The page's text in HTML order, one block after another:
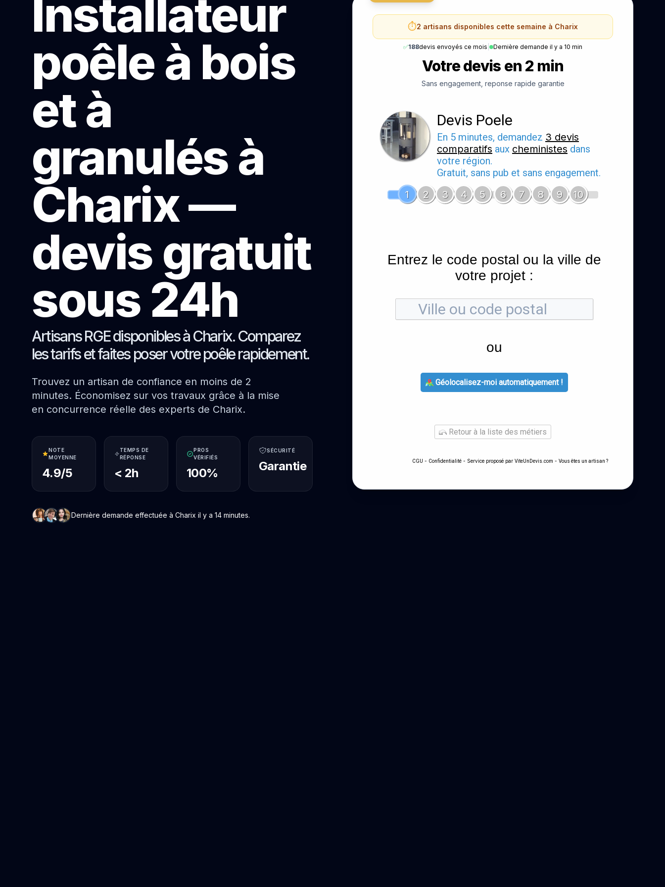
Installateur
poêle à bois
et à
granulés à
Charix —
devis gratuit
sous 24h
Artisans RGE disponibles à Charix. Comparez
les tarifs et faites poser votre poêle rapidement.
Trouvez un artisan de confiance en moins de 2
minutes. Économisez sur vos travaux grâce à la mise
en concurrence réelle des experts de Charix.
NOTE
MOYENNE
4.9/5
TEMPS DE
RÉPONSE
< 2h
PROS
VÉRIFIÉS
100%
SÉCURITÉ
Garantie
Dernière demande effectuée à Charix il y a 14 minutes.
⏱️2 artisans disponibles cette semaine à Charix
✅188devis envoyés ce mois Dernière demande il y a 10 min
Votre devis en 2 min
Sans engagement, reponse rapide garantie
Devis Poele
En 5 minutes, demandez 3 devis
comparatifs aux cheministes dans
votre région.
Gratuit, sans pub et sans engagement.
1
2 3 4 5 6 7 8 9 10
Entrez le code postal ou la ville de
votre projet :
ou
Géolocalisez-moi automatiquement !
Retour à la liste des métiers
CGU - Confidentialité - Service proposé par ViteUnDevis.com - Vous êtes un artisan ?